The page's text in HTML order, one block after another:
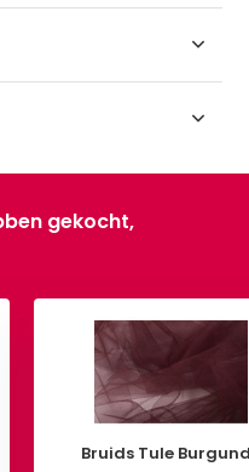
gekocht,
Bruids Tule